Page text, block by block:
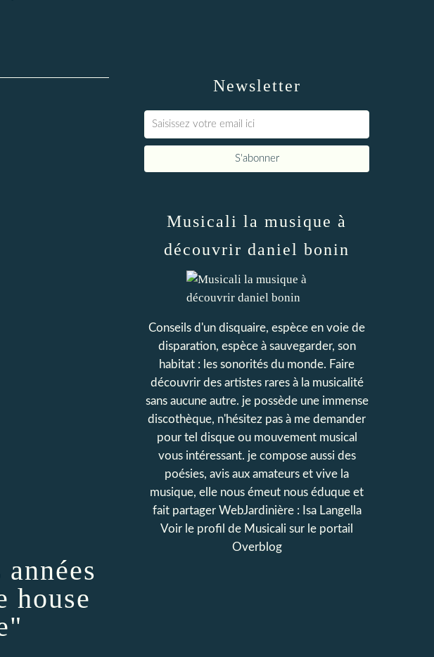
house
Newsletter
Musicali la musique à
découvrir daniel bonin
Conseils d'un disquaire, espèce en voie de
disparation, espèce à sauvegarder, son
habitat : les sonorités du monde. Faire
découvrir des artistes rares à la musicalité
sans aucune autre. je possède une immense
discothèque, n'hésitez pas à me demander
pour tel disque ou mouvement musical
vous intéressant. je compose aussi des
poésies, avis aux amateurs et vive la
musique, elle nous émeut nous éduque et
fait partager WebJardinière : Isa Langella
Voir le profil de Musicali sur le portail
Overblog